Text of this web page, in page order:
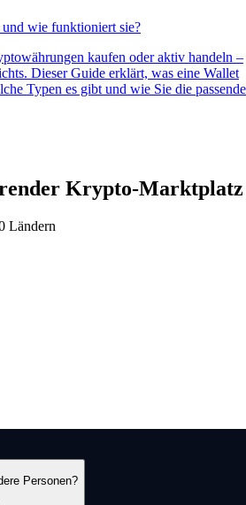
wie funktioniert sie?
kaufen oder aktiv handeln –
Dieser Guide erklärt, was eine Wallet
Typen es gibt und wie Sie die passende
Krypto-Marktplatz
Ländern
Personen?